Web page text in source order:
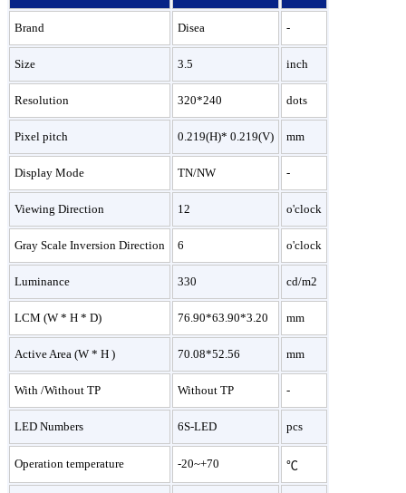
Brand Disea -
Size 3.5 inch
Resolution 320*240 dots
Pixel pitch 0.219(H)* 0.219(V) mm
Display Mode TN/NW -
Viewing Direction 12 o'clock
Gray Scale Inversion Direction 6 o'clock
Luminance 330 cd/m2
LCM (W * H * D) 76.90*63.90*3.20 mm
Active Area (W * H ) 70.08*52.56 mm
With /Without TP Without TP -
LED Numbers 6S-LED pcs
Operation temperature -20~+70 ℃